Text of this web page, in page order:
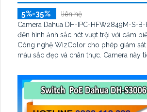
5%-35%
liên hệ
Camera Dahua DH-IPC-HFW2849M-S-B-
đến hình ảnh sắc nét vượt trội với cảm
Công nghệ WizColor cho phép giám
màu sắc đẹp và chân thực. Camera này tích hợp chống
hình ảnh tối ưu